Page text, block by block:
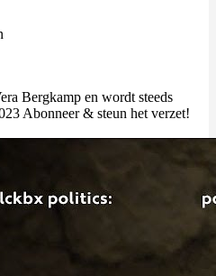
Bergkamp en wordt steeds
Abonneer & steun het verzet!